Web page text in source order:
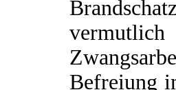
Befreiung